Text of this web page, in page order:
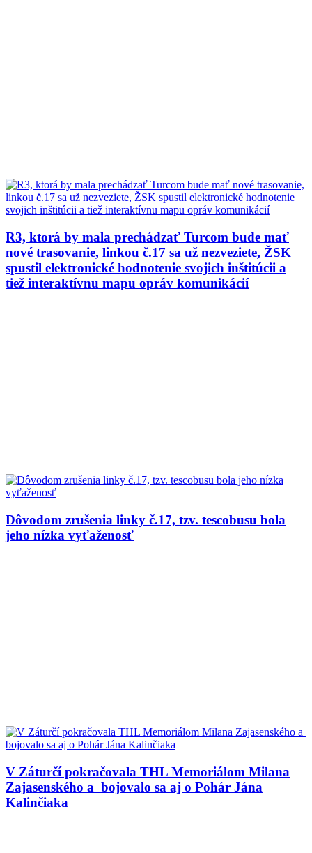
R3, ktorá by mala prechádzať Turcom bude mať
nové trasovanie, linkou č.17 sa už nezveziete, ŽSK
spustil elektronické hodnotenie svojich inštitúcii a
tiež interaktívnu mapu opráv komunikácií
Dôvodom zrušenia linky č.17, tzv. tescobusu bola
jeho nízka vyťaženosť
V Záturčí pokračovala THL Memoriálom Milana
Zajasenského a bojovalo sa aj o Pohár Jána
Kalinčiaka